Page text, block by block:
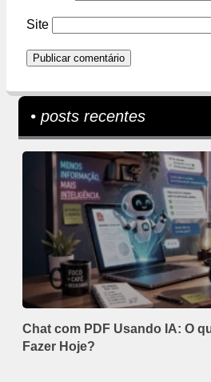
Site
• posts recentes
Chat com PDF Usando IA: O
Fazer Hoje?